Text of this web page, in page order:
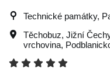
Technické památky,
Těchobuz, Jižní
vrchovina,